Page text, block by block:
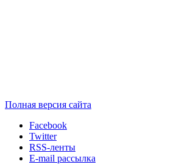
Полная версия сайта
Facebook
Twitter
RSS-ленты
E-mail рассылка